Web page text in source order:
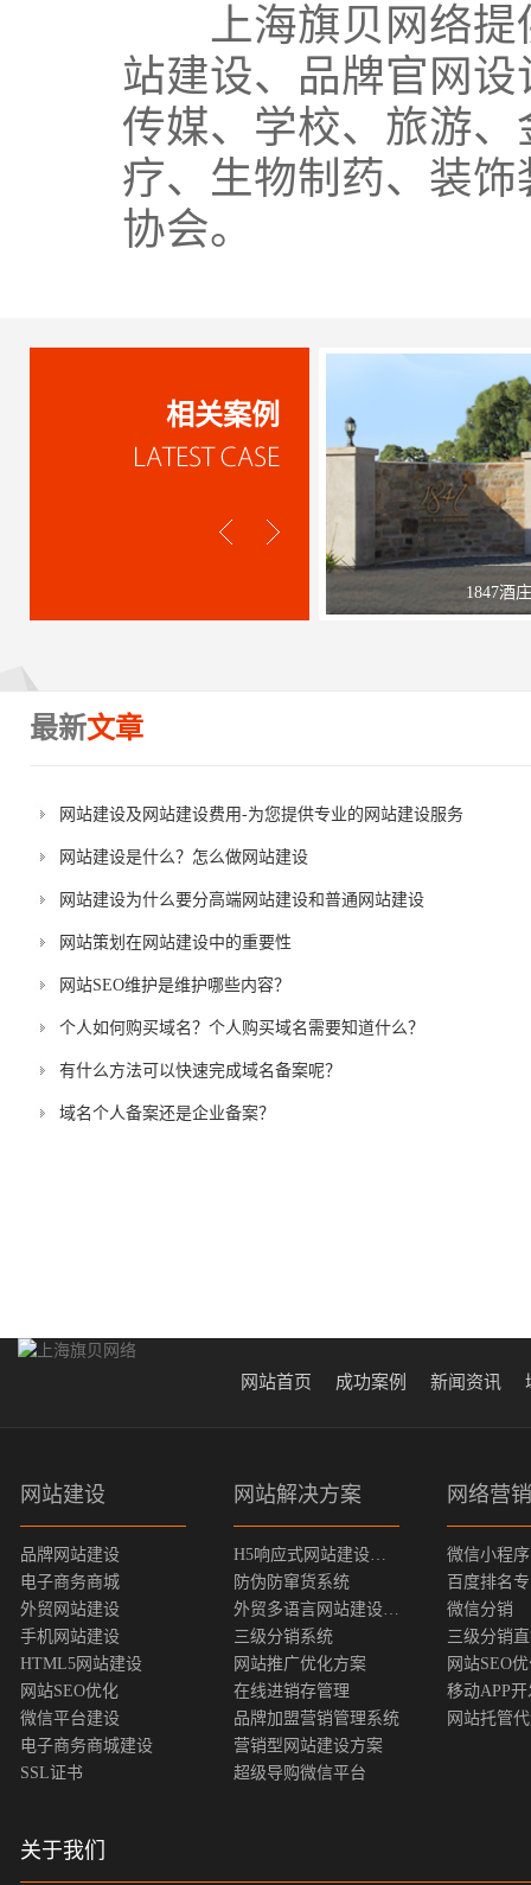
上海旗贝网络提
站建设、 品牌官网设
传媒、 学校、 旅游、
疗、生物制药、 装饰
协会。
相关案例
1847酒庄
最新文章
网站建设及网站建设费用-为您提供专业的网站建设服务
网站建设是什么？怎么做网站建设
网站建设为什么要分高端网站建设和普通网站建设
网站策划在网站建设中的重要性
网站SEO维护是维护哪些内容？
个人如何购买域名？个人购买域名需要知道什么？
有什么方法可以快速完成域名备案呢？
域名个人备案还是企业备案？
网站首页 成功案例 新闻资讯
网站建设
品牌网站建设
电子商务商城
外贸网站建设
手机网站建设
HTML5网站建设
网站SEO优化
微信平台建设
电子商务商城建设
SSL证书
网站解决方案
H5响应式网站建设方案
防伪防窜货系统
外贸多语言网站建设方案
三级分销系统
网站推广优化方案
在线进销存管理
品牌加盟营销管理系统
营销型网站建设方案
超级导购微信平台
网络营销
微信小程序
百度排名
微信分销
三级分销
网站SEO
移动APP开
网站托管
关于我们